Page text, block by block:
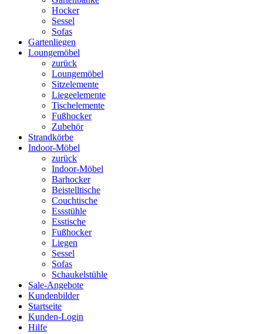
Hocker
Sessel
Sofas
Gartenliegen
Loungemöbel
zurück
Loungemöbel
Sitzelemente
Liegeelemente
Tischelemente
Fußhocker
Zubehör
Strandkörbe
Indoor-Möbel
zurück
Indoor-Möbel
Barhocker
Beistelltische
Couchtische
Essstühle
Esstische
Fußhocker
Liegen
Sessel
Sofas
Schaukelstühle
Sale-Angebote
Kundenbilder
Startseite
Kunden-Login
Hilfe